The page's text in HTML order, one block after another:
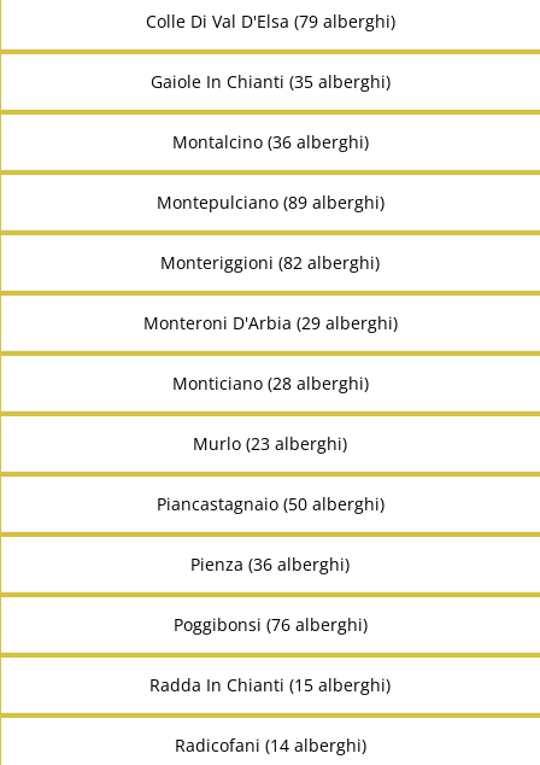
Colle Di Val D'Elsa (79 alberghi)
Gaiole In Chianti (35 alberghi)
Montalcino (36 alberghi)
Montepulciano (89 alberghi)
Monteriggioni (82 alberghi)
Monteroni D'Arbia (29 alberghi)
Monticiano (28 alberghi)
Murlo (23 alberghi)
Piancastagnaio (50 alberghi)
Pienza (36 alberghi)
Poggibonsi (76 alberghi)
Radda In Chianti (15 alberghi)
Radicofani (14 alberghi)